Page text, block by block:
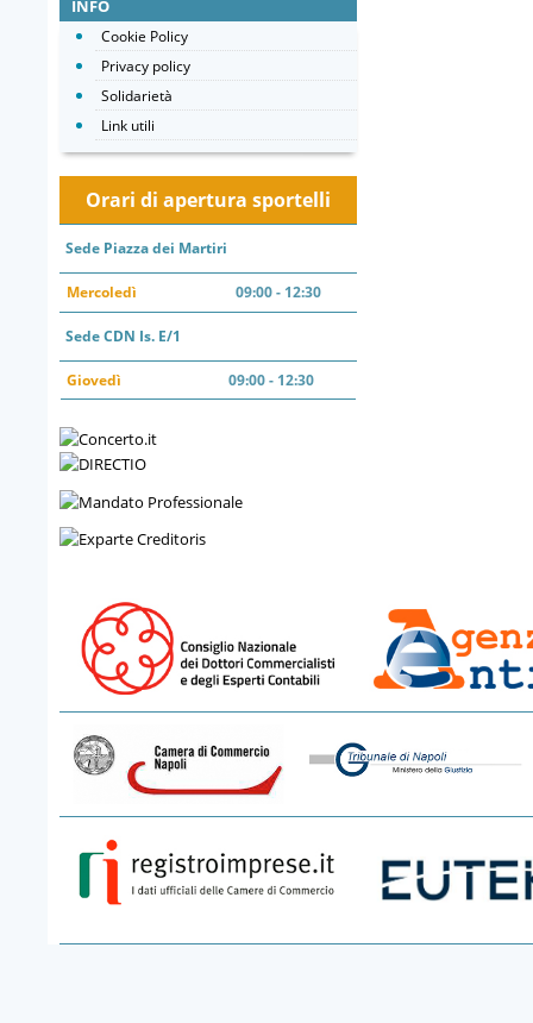
INFO
Cookie Policy
Privacy policy
Solidarietà
Link utili
Orari di apertura sportelli
Sede Piazza dei Martiri
Mercoledì 09:00 - 12:30
Sede CDN Is. E/1
Giovedì 09:00 - 12:30